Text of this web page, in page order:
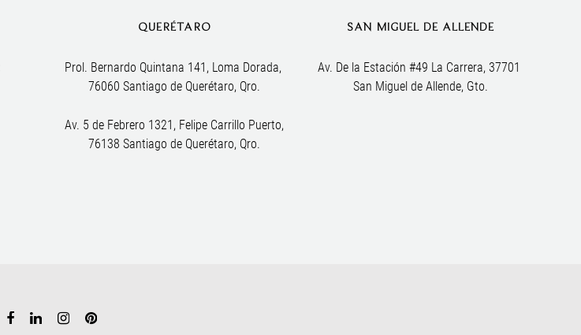
QUERÉTARO
Prol. Bernardo Quintana 141, Loma Dorada,
76060 Santiago de Querétaro, Qro.
Av. 5 de Febrero 1321, Felipe Carrillo Puerto,
76138 Santiago de Querétaro, Qro.
SAN MIGUEL DE ALLENDE
Av. De la Estación #49 La Carrera, 37701
San Miguel de Allende, Gto.